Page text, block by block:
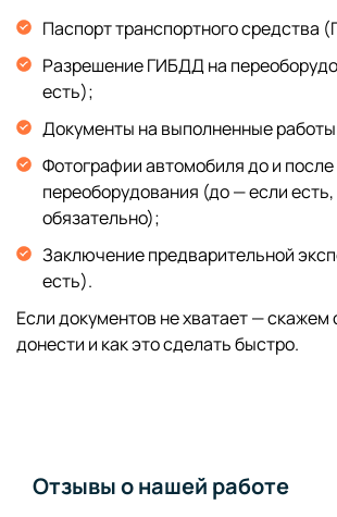
Паспорт транспортного средства
Разрешение ГИБДД на
есть);
Документы на выполненные
Фотографии автомобиля до и после
переоборудования (до — если
обязательно);
Заключение предварительной
есть).
Если документов не хватает — скажем
донести и как это сделать быстро.
Отзывы о нашей работе